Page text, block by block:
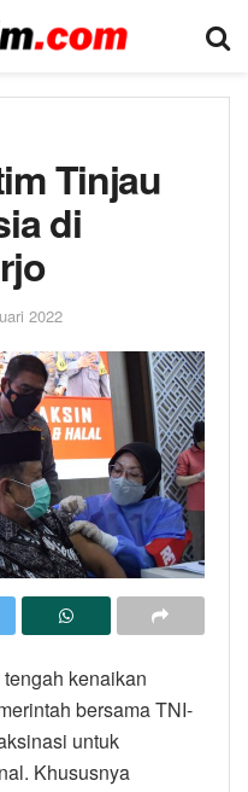
Tinjau
di
2022
kenaikan
bersama TNI-
untuk
Khususnya